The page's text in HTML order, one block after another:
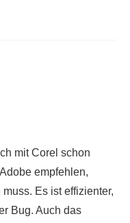
mit Corel schon
empfehlen,
Es ist effizienter,
Bug. Auch das